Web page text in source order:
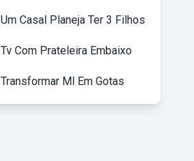
Um Casal Planeja Ter 3 Filhos
Tv Com Prateleira Embaixo
Transformar Ml Em Gotas